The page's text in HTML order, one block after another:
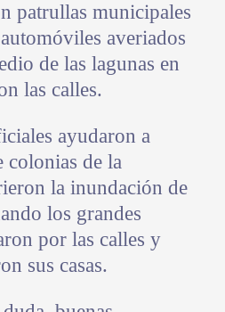
patrullas municipales
averiados
de las lagunas en
las calles.
ayudaron a
colonias de la
la inundación de
los grandes
por las calles y
sus casas.